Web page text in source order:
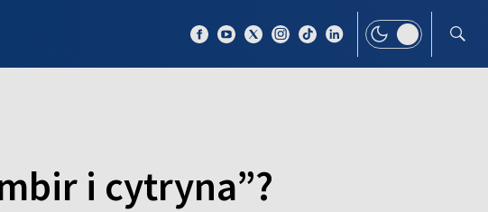
i cytryna”?